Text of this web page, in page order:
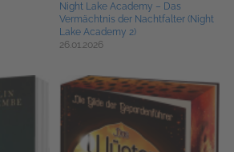
Night Lake Academy – Das
Vermächtnis der Nachtfalter (Night
Lake Academy 2)
26.01.2026